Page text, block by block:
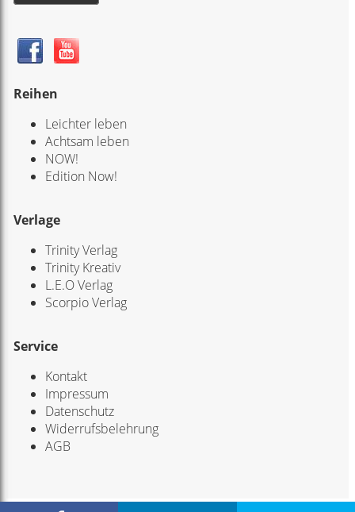
Reihen
Leichter leben
Achtsam leben
NOW!
Edition Now!
Verlage
Trinity Verlag
Trinity Kreativ
L.E.O Verlag
Scorpio Verlag
Service
Kontakt
Impressum
Datenschutz
Widerrufsbelehrung
AGB